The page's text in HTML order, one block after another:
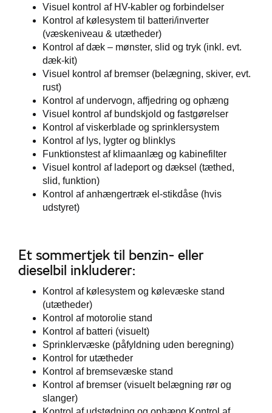
Visuel kontrol af HV-kabler og forbindelser
Kontrol af kølesystem til batteri/inverter
(væskeniveau & utætheder)
Kontrol af dæk – mønster, slid og tryk (inkl. evt.
dæk-kit)
Visuel kontrol af bremser (belægning, skiver, evt.
rust)
Kontrol af undervogn, affjedring og ophæng
Visuel kontrol af bundskjold og fastgørelser
Kontrol af viskerblade og sprinklersystem
Kontrol af lys, lygter og blinklys
Funktionstest af klimaanlæg og kabinefilter
Visuel kontrol af ladeport og dæksel (tæthed,
slid, funktion)
Kontrol af anhængertræk el-stikdåse (hvis
udstyret)
Et sommertjek til benzin- eller
dieselbil inkluderer:
Kontrol af kølesystem og kølevæske stand
(utætheder)
Kontrol af motorolie stand
Kontrol af batteri (visuelt)
Sprinklervæske (påfyldning uden beregning)
Kontrol for utætheder
Kontrol af bremsevæske stand
Kontrol af bremser (visuelt belægning rør og
slanger)